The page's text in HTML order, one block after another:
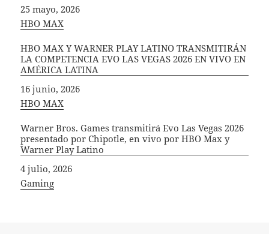
Fecha
25 mayo, 2026
In relation to
HBO MAX
HBO MAX Y WARNER PLAY LATINO TRANSMITIRÁN
LA COMPETENCIA EVO LAS VEGAS 2026 EN VIVO EN
AMÉRICA LATINA
Fecha
16 junio, 2026
In relation to
HBO MAX
Warner Bros. Games transmitirá Evo Las Vegas 2026
presentado por Chipotle, en vivo por HBO Max y
Warner Play Latino
Fecha
4 julio, 2026
In relation to
Gaming